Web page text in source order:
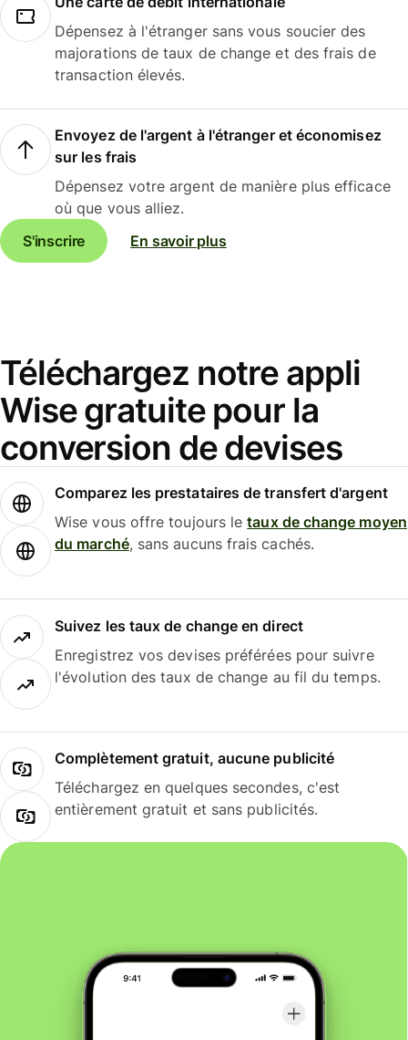
Dépensez à l'étranger sans vous soucier des
majorations de taux de change et des frais de
transaction élevés.
Envoyez de l'argent à l'étranger et économisez
sur les frais
Dépensez votre argent de manière plus efficace
où que vous alliez.
S'inscrire
En savoir plus
Téléchargez notre appli
Wise gratuite pour la
conversion de devises
Comparez les prestataires de transfert d'argent
Wise vous offre toujours letaux de change moyen
du marché, sans aucuns frais cachés.
Suivez les taux de change en direct
Enregistrez vos devises préférées pour suivre
l'évolution des taux de change au fil du temps.
Complètement gratuit, aucune publicité
Téléchargez en quelques secondes, c'est
entièrement gratuit et sans publicités.